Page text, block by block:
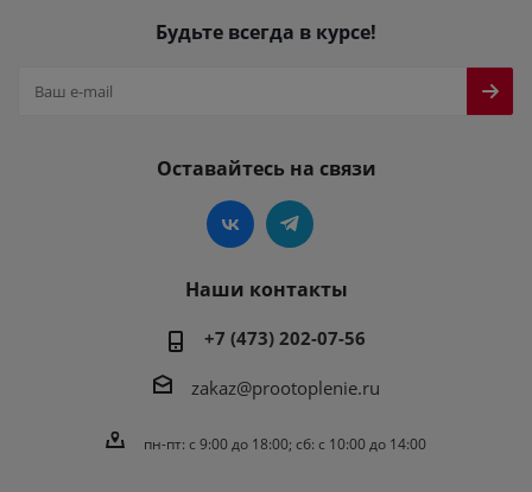
Будьте всегда в курсе!
Оставайтесь на связи
Наши контакты
+7 (473) 202-07-56
zakaz@prootoplenie.ru
пн-пт: c 9:00 до 18:00; сб: с 10:00 до 14:00